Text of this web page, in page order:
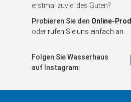
erstmal zuviel des Guten?
Probieren Sie den Online-
oder rufen Sie uns einfach an.
Folgen Sie Wasserhaus
auf Instagram: